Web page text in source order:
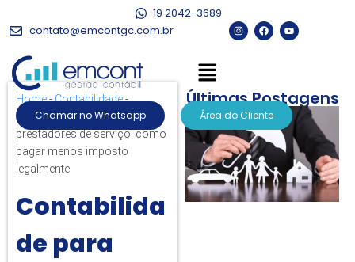
19 2042-3689
contato@emcontgc.com.br
Chamar no Whatsapp Área do Cliente
Home-Contabilidade-
Contabilidade para
prestadores de serviço: como
pagar menos imposto
legalmente
Contabilida
de para
Últimas Postagens